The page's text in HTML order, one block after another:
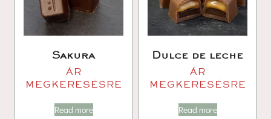
Sakura
ÁR
MEGKERESÉSRE
Read more
Dulce de leche
ÁR
MEGKERESÉSRE
Read more